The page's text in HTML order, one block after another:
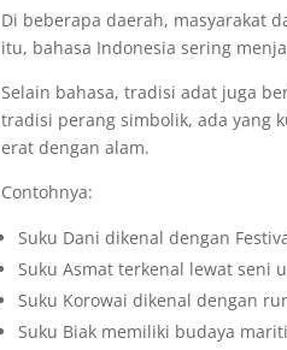
Di beberapa daerah, masyarakat
itu, bahasa Indonesia sering
Selain bahasa, tradisi adat juga
tradisi perang simbolik, ada yang
erat dengan alam.
Contohnya:
Suku Dani dikenal dengan
Suku Asmat terkenal lewat seni
Suku Korowai dikenal dengan
Suku Biak memiliki budaya